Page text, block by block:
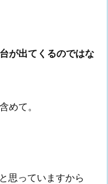
が出てくるのではな
めて。
思っていますから